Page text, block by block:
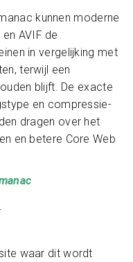
kunnen moderne
AVIF de
in vergelijking met
terwijl een
blijft. De exacte
en compressie-
dragen over het
en betere Core Web
waar dit wordt